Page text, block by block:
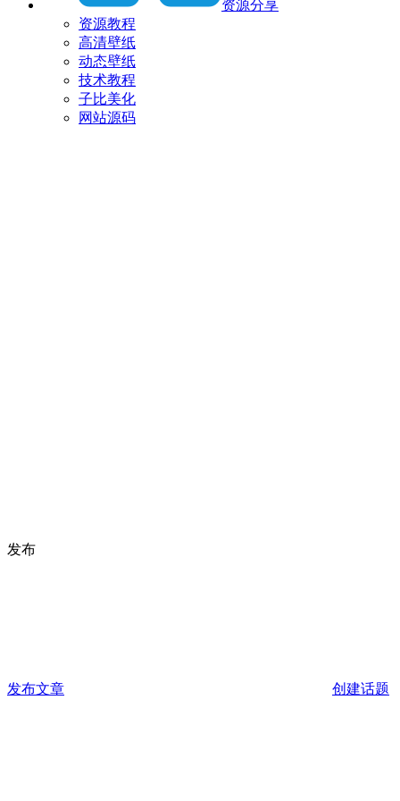
资源分享
资源教程
高清壁纸
动态壁纸
技术教程
子比美化
网站源码
发布
发布文章 创建话题